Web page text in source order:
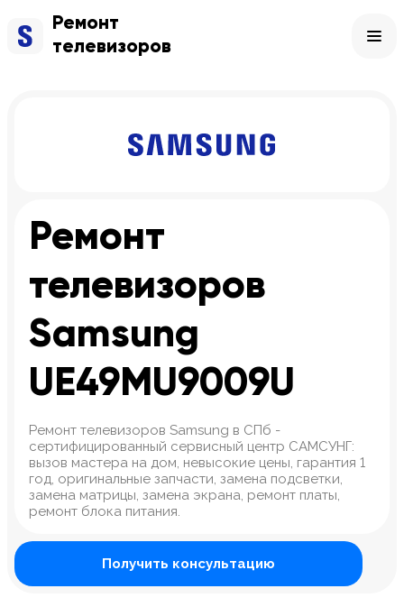
Ремонт
телевизоров
Ремонт
телевизоров
Samsung
UE49MU9009U
Ремонт телевизоров Samsung в СПб -
сертифицированный сервисный центр САМСУНГ:
вызов мастера на дом, невысокие цены, гарантия 1
год, оригинальные запчасти, замена подсветки,
замена матрицы, замена экрана, ремонт платы,
ремонт блока питания.
Получить консультацию